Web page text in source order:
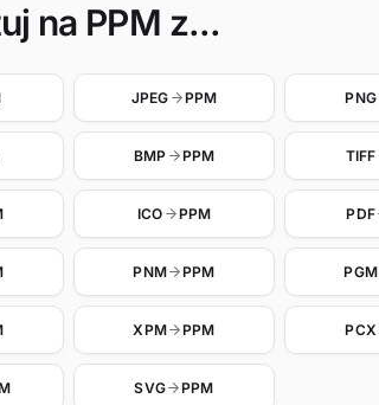
na PPM z...
JPEG PPM PNG
BMP PPM TIFF
ICO PPM PDF
PNM PPM PGM
XPM PPM PCX
SVG PPM